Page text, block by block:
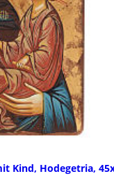
Kind, Hodegetria,